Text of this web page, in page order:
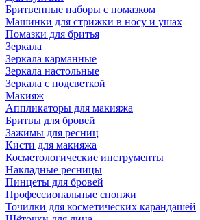
Бритвенные наборы с помазком
Машинки для стрижки в носу и ушах
Помазки для бритья
Зеркала
Зеркала карманные
Зеркала настольные
Зеркала с подсветкой
Макияж
Аппликаторы для макияжа
Бритвы для бровей
Зажимы для ресниц
Кисти для макияжа
Косметологические инструменты
Накладные ресницы
Пинцеты для бровей
Профессиональные спонжи
Точилки для косметических карандашей